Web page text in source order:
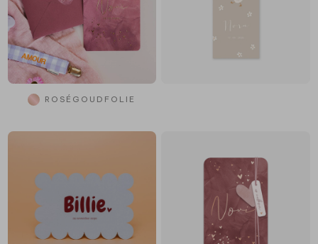
ROSÉGOUDFOLIE